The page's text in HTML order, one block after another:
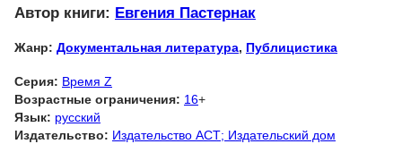
Автор книги: Евгения Пастернак
Жанр: Документальная литература, Публицистика
Серия: Время Z
Возрастные ограничения: 16+
Язык: русский
Издательство: Издательство АСТ; Издательский дом